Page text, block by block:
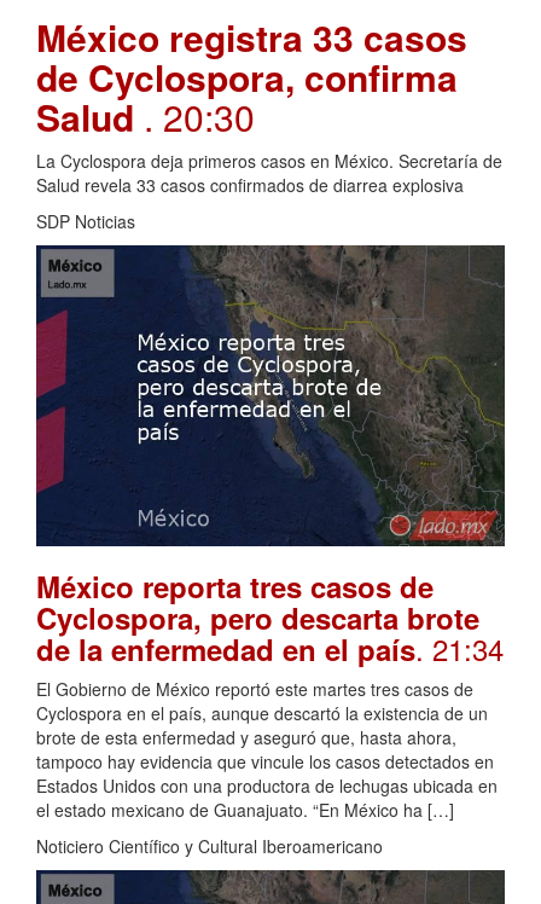
México registra 33 casos
de Cyclospora, confirma
Salud . 20:30
La Cyclospora deja primeros casos en México. Secretaría de
Salud revela 33 casos confirmados de diarrea explosiva
SDP Noticias
México reporta tres casos de
Cyclospora, pero descarta brote
de la enfermedad en el país. 21:34
El Gobierno de México reportó este martes tres casos de
Cyclospora en el país, aunque descartó la existencia de un
brote de esta enfermedad y aseguró que, hasta ahora,
tampoco hay evidencia que vincule los casos detectados en
Estados Unidos con una productora de lechugas ubicada en
el estado mexicano de Guanajuato. “En México ha […]
Noticiero Científico y Cultural Iberoamericano